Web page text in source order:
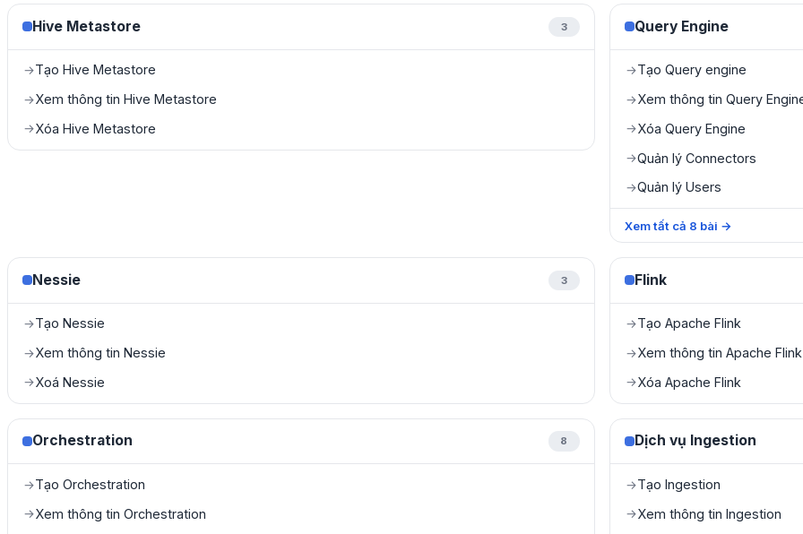
Hive Metastore 3
→Tạo Hive Metastore
→Xem thông tin Hive Metastore
→Xóa Hive Metastore
Query Engine
→Tạo Query engine
→Xem thông tin Query
→Xóa Query Engine
→Quản lý Connectors
→Quản lý Users
Xem tất cả 8 bài →
Nessie 3
→Tạo Nessie
→Xem thông tin Nessie
→Xoá Nessie
Flink
→Tạo Apache Flink
→Xem thông tin Apache Flink
→Xóa Apache Flink
Orchestration 8
→Tạo Orchestration
→Xem thông tin Orchestration
Dịch vụ Ingestion
→Tạo Ingestion
→Xem thông tin Ingestion